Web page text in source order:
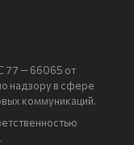
77 — 66065 от
надзору в сфере
коммуникаций.